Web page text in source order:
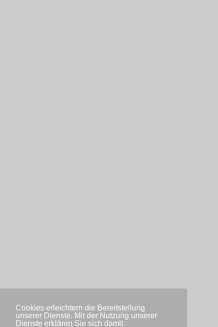
Cookies erleichtern die Bereitstellung
unserer Dienste. Mit der Nutzung unserer
Dienste erklären Sie sich damit